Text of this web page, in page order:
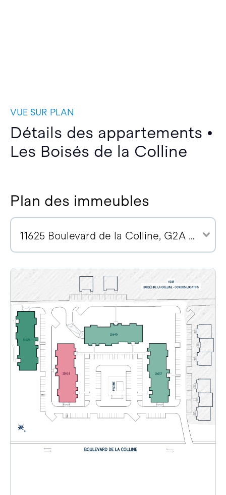
VUE SUR PLAN
Détails des appartements •
Les Boisés de la Colline
Plan des immeubles
11625 Boulevard de la Colline, G2A 2E1 (2)